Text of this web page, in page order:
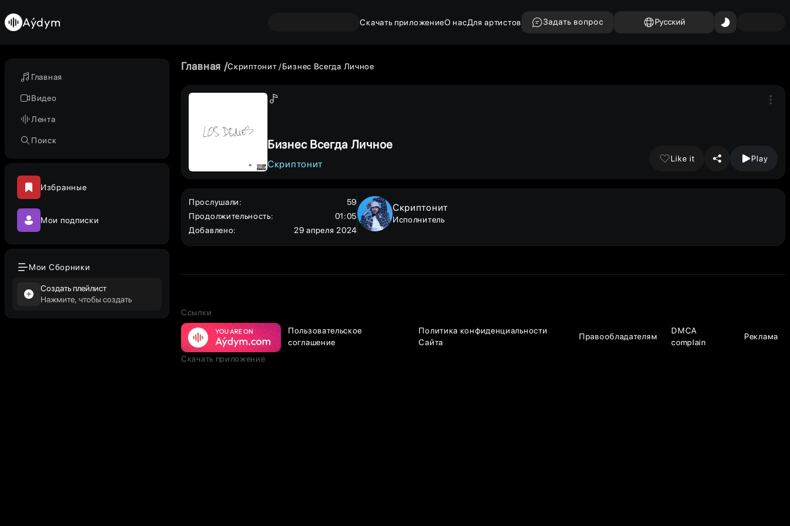
Главная
Видео
Лента
Поиск
Избранные
Мои подписки
Мои Сборники
Создать плейлист
Нажмите, чтобы создать
Aýdym Скачать приложениеО насДля артистов Задать вопрос Русский
Главная Скриптонит Бизнес Всегда Личное
Бизнес Всегда Личное
Скриптонит
Like it Play
Прослушали:
59
Продолжительность:
01:05
Добавлено: 29 апреля 2024
Скриптонит
Исполнитель
Ссылки
Пользовательское
соглашение
Политика конфиденциальности
Сайта
Правообладателям
DMCA
complain
Реклама
Скачать приложение